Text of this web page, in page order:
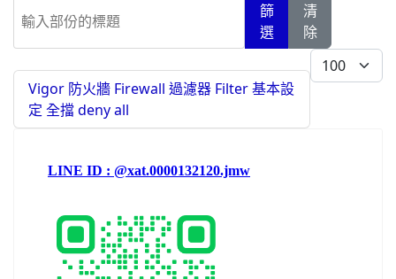
篩
選
清
除
每頁顯示條數
Vigor 防火牆 Firewall 過濾器 Filter 基本設
定 全擋 deny all